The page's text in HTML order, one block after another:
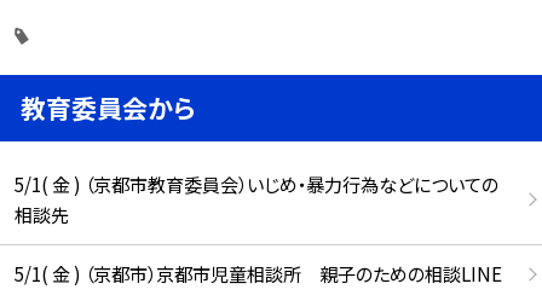
教育委員会から
5/1( 金 ) （京都市教育委員会）いじめ・暴力行為などについての
相談先
5/1( 金 ) （京都市）京都市児童相談所 親子のための相談LINE